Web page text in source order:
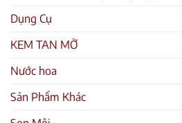
Dụng Cụ
KEM TAN MỠ
Nước hoa
Sản Phẩm Khác